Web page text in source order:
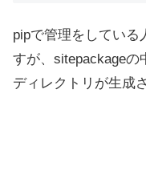
pipで管理をしている
すが、sitepackageの
ディレクトリが生成